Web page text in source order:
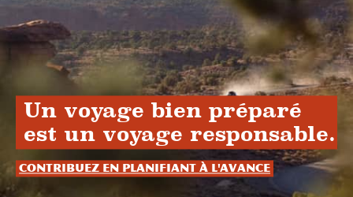
Un voyage bien préparé
est un voyage responsable.
Contribuez en planifiant à l'avance